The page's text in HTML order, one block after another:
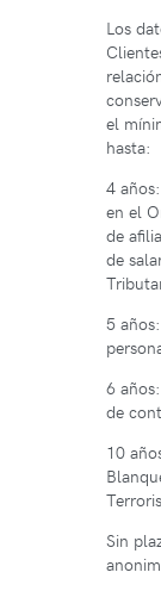
Los
el
hasta:
4
en el
de
de
5
6
de
10
Sin